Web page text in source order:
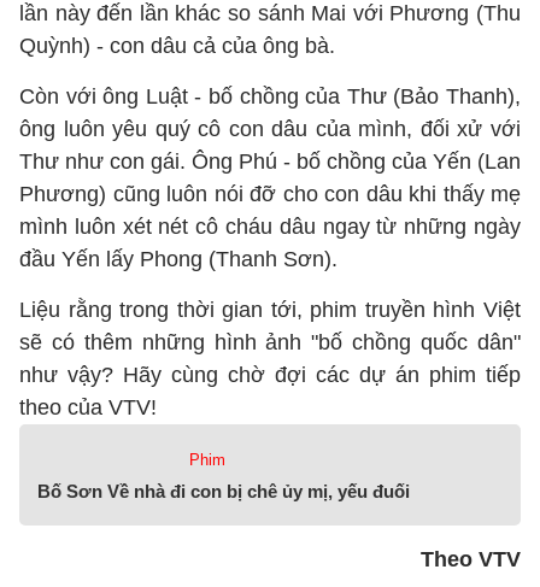
lần này đến lần khác so sánh Mai với Phương (Thu
Quỳnh) - con dâu cả của ông bà.
Còn với ông Luật - bố chồng của Thư (Bảo Thanh),
ông luôn yêu quý cô con dâu của mình, đối xử với
Thư như con gái. Ông Phú - bố chồng của Yến (Lan
Phương) cũng luôn nói đỡ cho con dâu khi thấy mẹ
mình luôn xét nét cô cháu dâu ngay từ những ngày
đầu Yến lấy Phong (Thanh Sơn).
Liệu rằng trong thời gian tới, phim truyền hình Việt
sẽ có thêm những hình ảnh "bố chồng quốc dân"
như vậy? Hãy cùng chờ đợi các dự án phim tiếp
theo của VTV!
Phim
Bố Sơn Về nhà đi con bị chê ủy mị, yếu đuối
Theo VTV